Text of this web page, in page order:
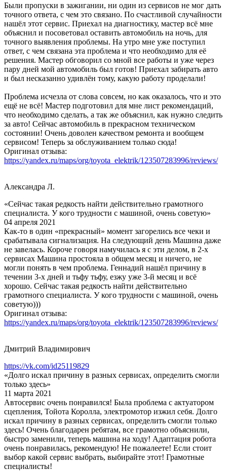
Были пропуски в зажигании, ни один из сервисов не мог дать
точного ответа, с чем это связано. По счастливой случайности
нашёл этот сервис. Приехал на диагностику, мастер всё мне
объяснил и посоветовал оставить автомобиль на ночь, для
точного выявления проблемы. На утро мне уже поступил
ответ, с чем связана эта проблема и что необходимо для её
решения. Мастер обговорил со мной все работы и уже через
пару дней мой автомобиль был готов! Приехал забирать авто
и был несказанно удивлён тому, какую работу проделали!
Проблема исчезла от слова совсем, но как оказалось, что и это
ещё не всё! Мастер подготовил для мне лист рекомендаций,
что необходимо сделать, а так же объяснил, как нужно следить
за авто! Сейчас автомобиль в прекрасном техническом
состоянии! Очень доволен качеством ремонта и вообщем
сервисом! Теперь за обслуживанием только сюда!
Оригинал отзыва:
https://yandex.ru/maps/org/toyota_elektrik/123507283996/reviews/
Александра Л.
«Сейчас такая редкость найти действительно грамотного
специалиста. У кого трудности с машиной, очень советую»
04 апреля 2021
Как-то в один «прекрасный» момент загорелись все чеки и
срабатывала сигнализация. На следующий день Машина даже
не завелась. Короче говоря намучилась я с эти делом, в 2-х
сервисах Машина простояла в общем месяц и ничего, не
могли понять в чем проблема. Геннадий нашёл причину в
течении 3-х дней и тьфу тьфу, езжу уже 3-й месяц и всё
хорошо. Сейчас такая редкость найти действительно
грамотного специалиста. У кого трудности с машиной, очень
советую)))
Оригинал отзыва:
https://yandex.ru/maps/org/toyota_elektrik/123507283996/reviews/
Дмитрий Владимирович
https://vk.com/id25119829
«Долго искал причину в разных сервисах, определить смогли
только здесь»
11 марта 2021
Автосервис очень понравился! Была проблема с актуатором
сцепления, Тойота Королла, электромотор изжил себя. Долго
искал причину в разных сервисах, определить смогли только
здесь! Очень благодарен ребятам, все грамотно объяснили,
быстро заменили, теперь машина на ходу! Адаптация робота
очень понравилась, рекомендую! Не пожалеете! Если стоит
выбор какой сервис выбрать, выбирайте этот! Грамотные
специалисты!